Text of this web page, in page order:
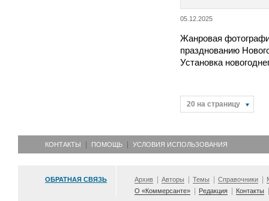
05.12.2025
Жанровая
празднованию
Установка
20 на страницу
КОНТАКТЫ ПОМОЩЬ УСЛОВИЯ ИСПОЛЬЗОВАНИЯ
ОБРАТНАЯ СВЯЗЬ Архив Авторы Темы Справочники
О «Коммерсанте»
Редакция Контакты